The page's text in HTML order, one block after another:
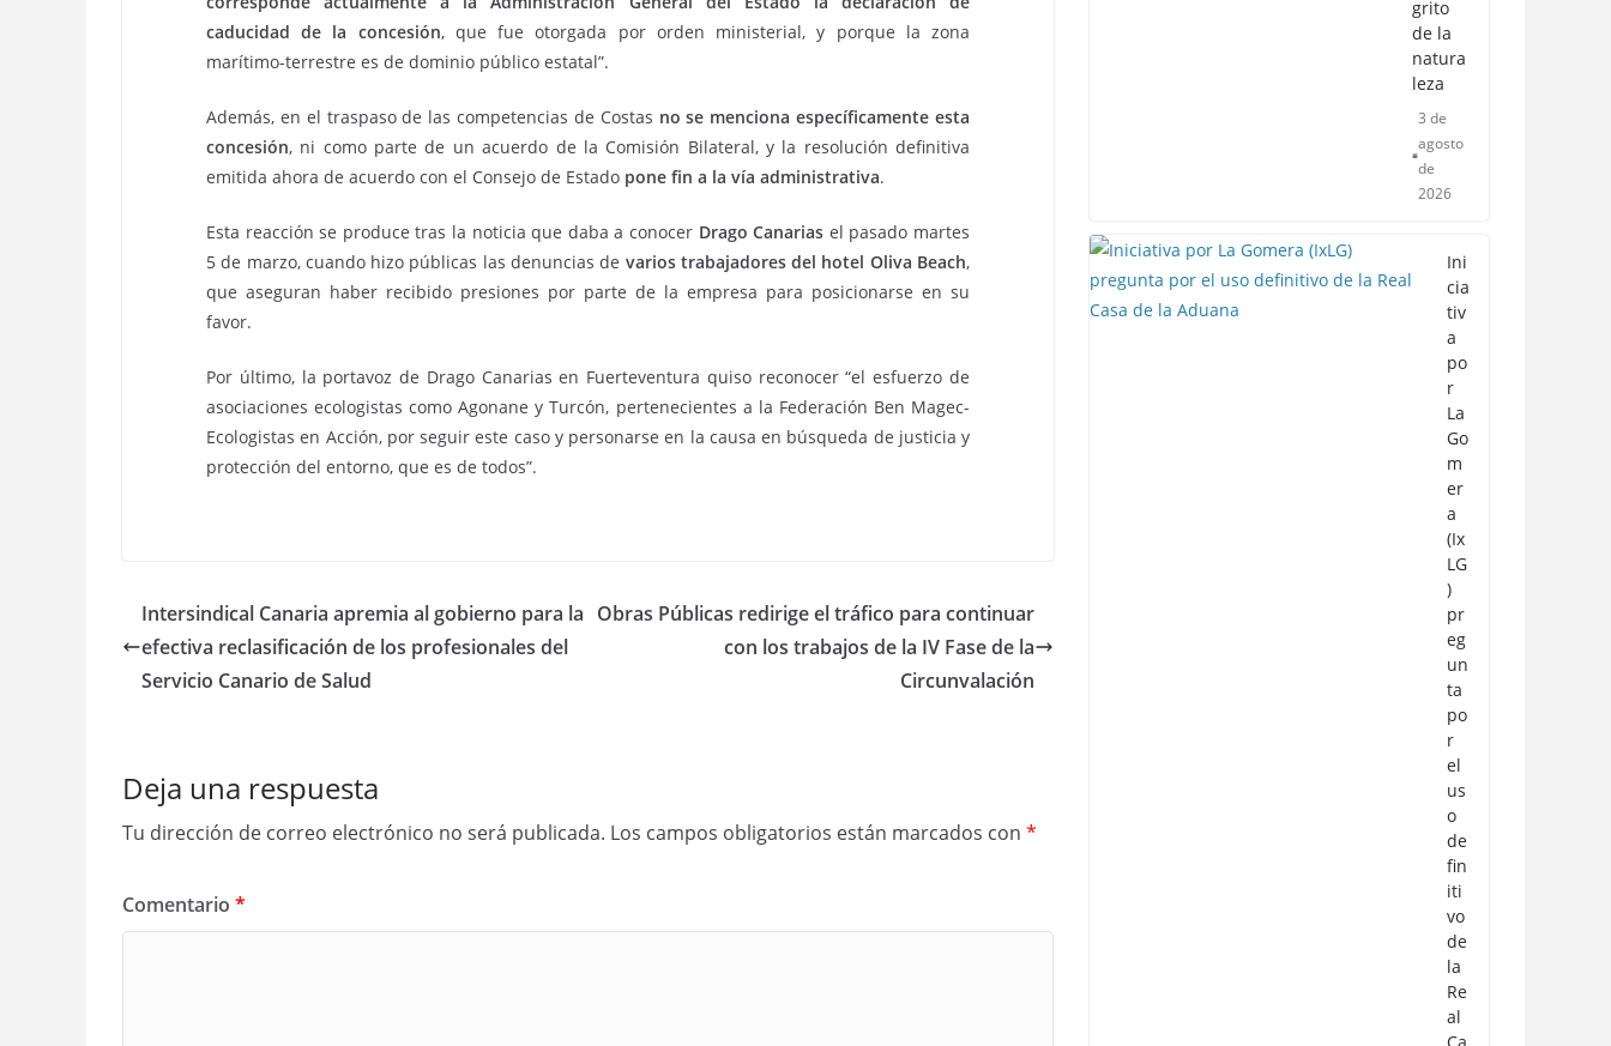
caducidad de la concesión, que fue otorgada por orden ministerial, y porque la zona
marítimo-terrestre es de dominio público estatal”.
Además, en el traspaso de las competencias de Costas no se menciona específicamente esta
concesión, ni como parte de un acuerdo de la Comisión Bilateral, y la resolución definitiva
emitida ahora de acuerdo con el Consejo de Estado pone fin a la vía administrativa.
Esta reacción se produce tras la noticia que daba a conocer Drago Canarias el pasado martes
5 de marzo, cuando hizo públicas las denuncias de varios trabajadores del hotel Oliva Beach,
que aseguran haber recibido presiones por parte de la empresa para posicionarse en su
favor.
Por último, la portavoz de Drago Canarias en Fuerteventura quiso reconocer “el esfuerzo de
asociaciones ecologistas como Agonane y Turcón, pertenecientes a la Federación Ben Magec-
Ecologistas en Acción, por seguir este caso y personarse en la causa en búsqueda de justicia y
protección del entorno, que es de todos”.
Intersindical Canaria apremia al gobierno para la
efectiva reclasificación de los profesionales del
Servicio Canario de Salud
Obras Públicas redirige el tráfico para continuar
con los trabajos de la IV Fase de la
Circunvalación
Deja una respuesta
Tu dirección de correo electrónico no será publicada. Los campos obligatorios están marcados con *
Comentario *
grito
de la
natura
leza
3 de
agosto
de
2026
Ini
cia
tiv
a
po
r
La
Go
m
er
a
(Ix
LG
)
pr
eg
un
ta
po
r
el
us
o
de
fin
iti
vo
de
la
Re
al